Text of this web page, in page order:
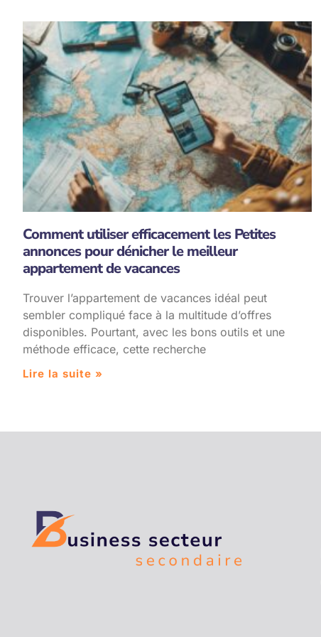
Comment utiliser efficacement les Petites
annonces pour dénicher le meilleur
appartement de vacances
Trouver l’appartement de vacances idéal peut
sembler compliqué face à la multitude d’offres
disponibles. Pourtant, avec les bons outils et une
méthode efficace, cette recherche
Lire la suite »